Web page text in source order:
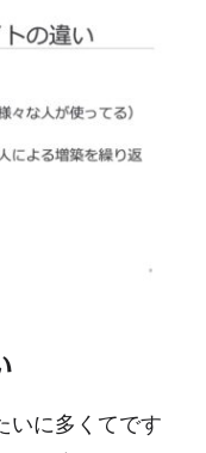
いに多くてです